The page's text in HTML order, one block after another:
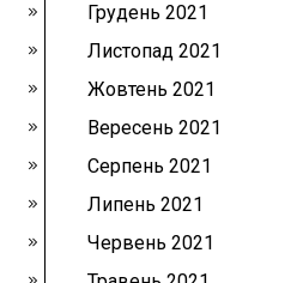
Грудень 2021
Листопад 2021
Жовтень 2021
Вересень 2021
Серпень 2021
Липень 2021
Червень 2021